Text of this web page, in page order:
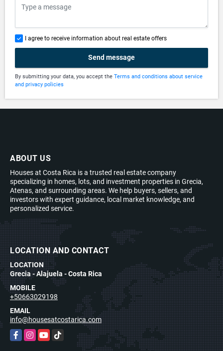
I agree to receive information about real estate offers
Send message
By submitting your data, you accept the Terms and conditions about service
and privacy policies
ABOUT US
Houses at Costa Rica is a trusted real estate company
specializing in homes, lots, and investment properties in Grecia,
Atenas, and surrounding areas. We help buyers, sellers, and
investors with expert guidance, local market knowledge, and
personalized service.
LOCATION AND CONTACT
LOCATION
Grecia - Alajuela - Costa Rica
MOBILE
+50663029198
EMAIL
info@housesatcostarica.com
FacebookInstagram
YouTubeTikTok